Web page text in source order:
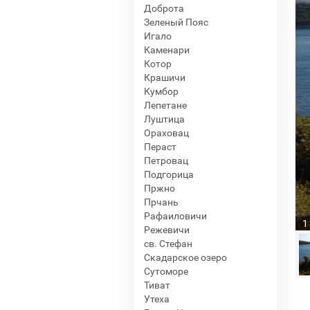
Доброта
Зеленый Пояс
Игало
Каменари
Котор
Крашичи
Кумбор
Лепетане
Луштица
Ораховац
Пераст
Петровац
Подгорица
Пржно
Прчань
Рафаиловичи
Режевичи
св. Стефан
Скадарское озеро
Сутоморе
Тиват
Утеха